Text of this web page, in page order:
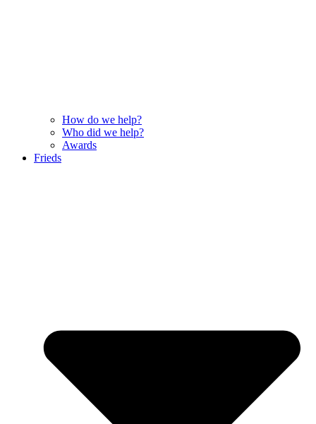
How do we help?
Who did we help?
Awards
Frieds